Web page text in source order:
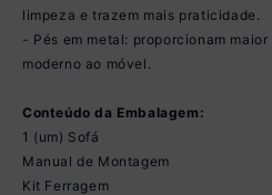
limpeza e trazem mais praticidade.
- Pés em metal: proporcionam
moderno ao móvel.
Conteúdo da Embalagem:
1 (um) Sofá
Manual de Montagem
Kit Ferragem